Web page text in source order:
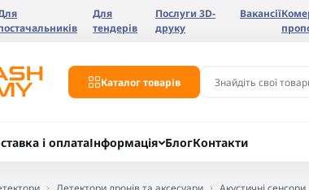
Для
тендерів
Послуги 3D-
друку
Вакансії
Каталог товарів
і оплатаІнформація БлогКонтакти